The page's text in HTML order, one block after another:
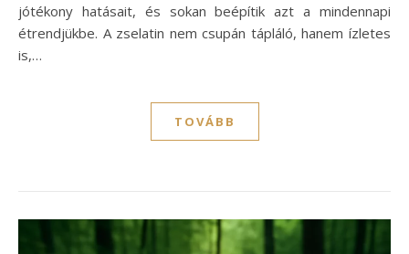
jótékony hatásait, és sokan beépítik azt a mindennapi
étrendjükbe. A zselatin nem csupán tápláló, hanem ízletes
is,…
TOVÁBB